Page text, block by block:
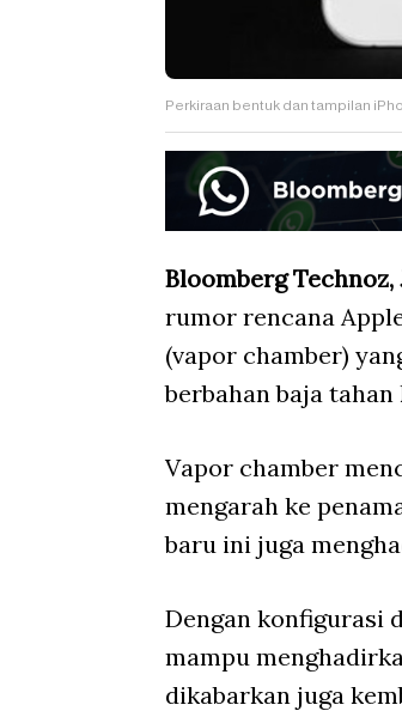
Perkiraan bentuk dan tampilan
Bloomberg Technoz,
rumor rencana
(vapor chamber)
berbahan baja
Vapor chamber
mengarah ke
baru ini juga
Dengan konfigurasi
mampu
dikabarkan juga